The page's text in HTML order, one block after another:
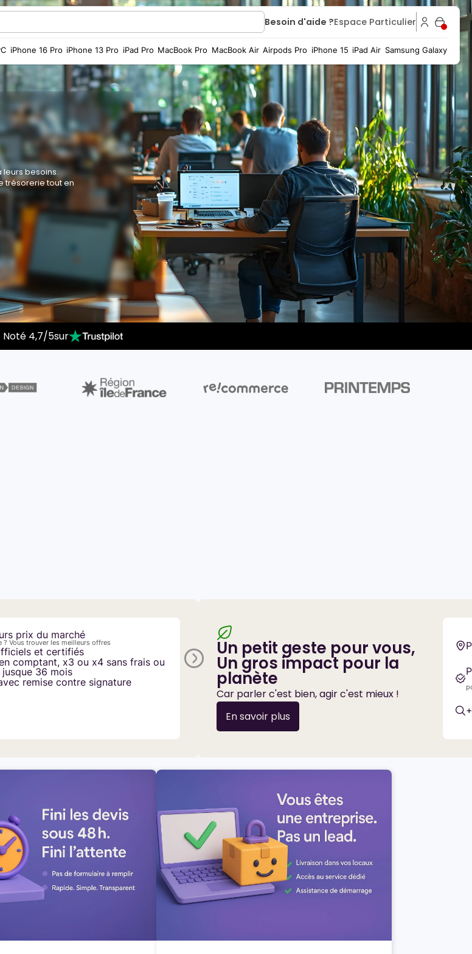
Besoin d'aide ?Espace Particulier
iPhone 16 Pro iPhone 13 Pro iPad Pro MacBook Pro MacBook Air Airpods Pro iPhone 15 iPad Air Samsung Galaxy
leurs besoins.
trésorerie tout en
Noté 4,7/5sur
prix du marché
? Vous trouver les meilleurs offres
et certifiés
comptant, x3 ou x4 sans frais ou
jusque 36 mois
remise contre signature
Un petit geste pour vous,
Un gros impact pour la
planète
Car parler c'est bien, agir c'est mieux !
En savoir plus